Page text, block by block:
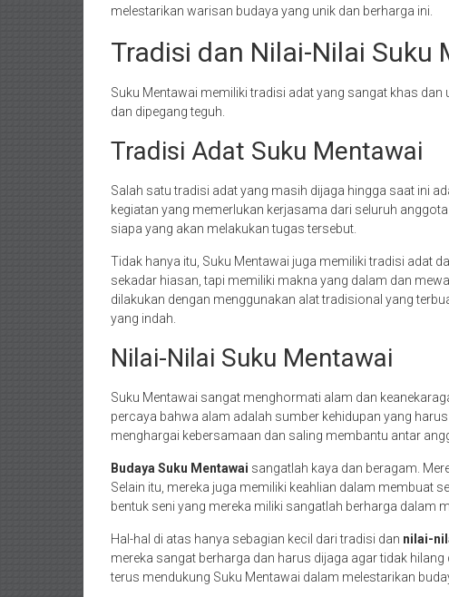
melestarikan warisan budaya yang unik dan berharga ini.
Tradisi dan Nilai-Nilai Suku
Suku Mentawai memiliki tradisi adat yang sangat khas dan
dan dipegang teguh.
Tradisi Adat Suku Mentawai
Salah satu tradisi adat yang masih dijaga hingga saat ini
kegiatan yang memerlukan kerjasama dari seluruh
siapa yang akan melakukan tugas tersebut.
Tidak hanya itu, Suku Mentawai juga memiliki tradisi adat
sekadar hiasan, tapi memiliki makna yang dalam dan
dilakukan dengan menggunakan alat tradisional yang
yang indah.
Nilai-Nilai Suku Mentawai
Suku Mentawai sangat menghormati alam dan
percaya bahwa alam adalah sumber kehidupan yang
menghargai kebersamaan dan saling membantu antar
Budaya Suku Mentawai sangatlah kaya dan beragam.
Selain itu, mereka juga memiliki keahlian dalam membuat
bentuk seni yang mereka miliki sangatlah berharga dalam
Hal-hal di atas hanya sebagian kecil dari tradisi dan nilai-
mereka sangat berharga dan harus dijaga agar tidak
terus mendukung Suku Mentawai dalam melestarikan